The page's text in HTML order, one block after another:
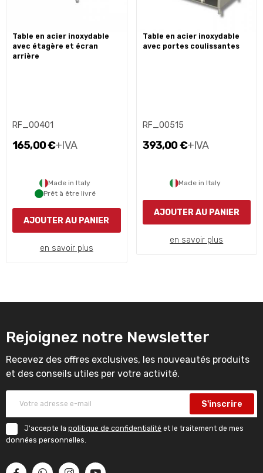
table en acier inoxydable
avec étagère et écran
arrière
RF_00401
165,00 €+IVA
Made in Italy
Prêt à être livré
AJOUTER AU PANIER
en savoir plus
table en acier inoxydable
avec portes coulissantes
RF_00515
393,00 €+IVA
Made in Italy
AJOUTER AU PANIER
en savoir plus
Rejoignez notre Newsletter
Recevez des offres exclusives, les nouveautés produits
et des conseils utiles per votre activité.
S'inscrire
J'accepte la politique de confidentialité et le traitement de mes
données personnelles.